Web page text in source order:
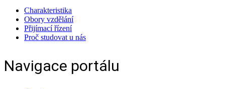
Charakteristika
Obory vzdělání
Přijímací řízení
Proč studovat u nás
Navigace portálu